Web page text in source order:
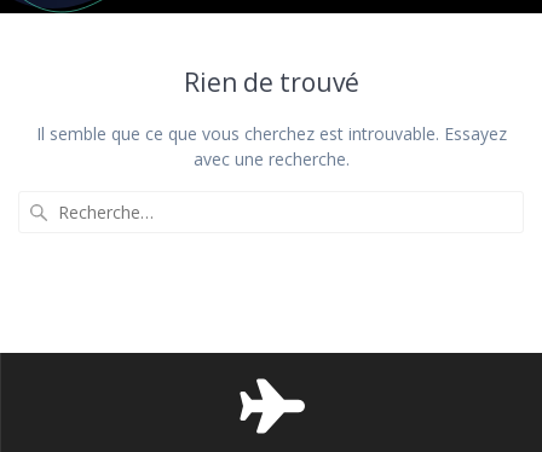
Rien de trouvé
Il semble que ce que vous cherchez est introuvable. Essayez
avec une recherche.